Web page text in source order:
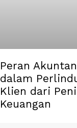
Peran Akuntan
dalam
Klien dari
Keuangan